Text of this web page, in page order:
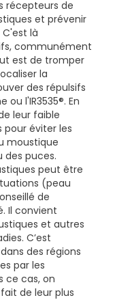
récepteurs de
et prévenir
là
communément
est de tromper
la
des répulsifs
ou l'IR3535®. En
leur faible
pour éviter les
moustique
puces.
peut être
(peau
de
Il convient
et autres
C’est
des régions
par les
ce cas, on
de leur plus